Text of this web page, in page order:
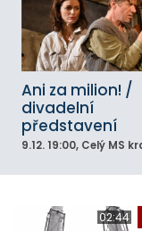
Ani za milion! /
divadelní
představení
9.12. 19:00, Celý MS
02:44